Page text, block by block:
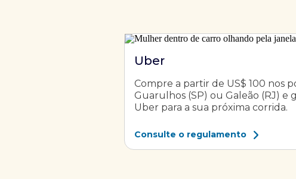
Uber
Compre a partir de US$ 100 nos
Guarulhos (SP) ou Galeão (RJ) e
Uber para a sua próxima corrida.
Consulte o regulamento